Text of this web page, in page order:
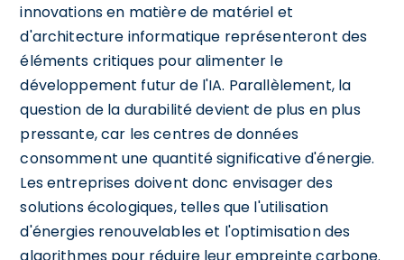
innovations en matière de matériel et
d'architecture informatique représenteront des
éléments critiques pour alimenter le
développement futur de l'IA. Parallèlement, la
question de la durabilité devient de plus en plus
pressante, car les centres de données
consomment une quantité significative d'énergie.
Les entreprises doivent donc envisager des
solutions écologiques, telles que l'utilisation
d'énergies renouvelables et l'optimisation des
algorithmes pour réduire leur empreinte carbone.